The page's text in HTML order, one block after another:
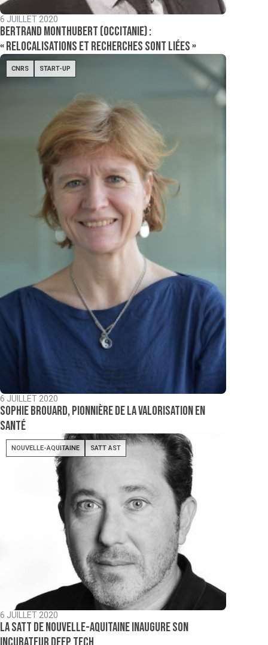
6 JUILLET 2020
Bertrand Monthubert (Occitanie) :
« Relocalisations et recherches sont liées »
CNRS START-UP
6 JUILLET 2020
Sophie Brouard, pionnière de la valorisation en
santé
NOUVELLE-AQUITAINE SATT AST
6 JUILLET 2020
La Satt de Nouvelle-Aquitaine inaugure son